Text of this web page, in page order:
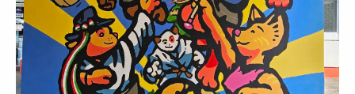
l
u
n
k
!